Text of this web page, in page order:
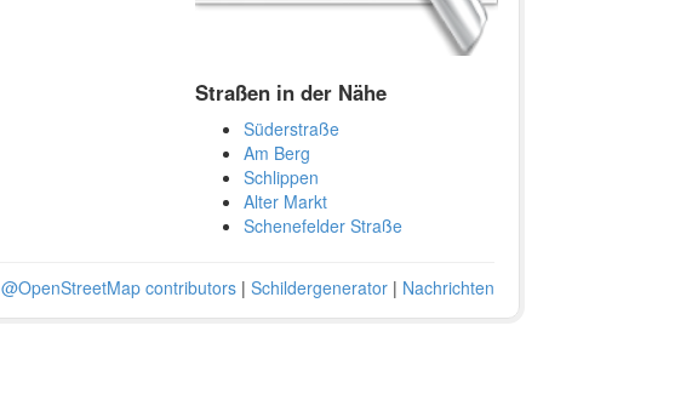
Straßen in der Nähe
Süderstraße
Am Berg
Schlippen
Alter Markt
Schenefelder Straße
@OpenStreetMap contributors | Schildergenerator | Nachrichten